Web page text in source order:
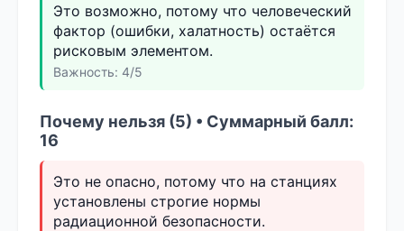
Это возможно, потому что человеческий
фактор (ошибки, халатность) остаётся
рисковым элементом.
Важность: 4/5
Почему нельзя (5) • Суммарный балл:
16
Это не опасно, потому что на станциях
установлены строгие нормы
радиационной безопасности.